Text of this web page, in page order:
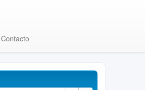
Contacto